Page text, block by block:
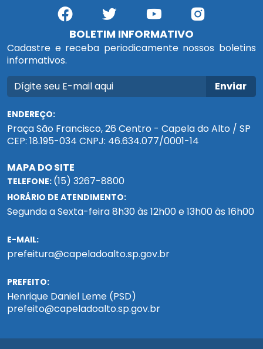
BOLETIM INFORMATIVO
Cadastre e receba periodicamente nossos boletins
informativos.
Enviar
ENDEREÇO:
Praça São Francisco, 26 Centro - Capela do Alto / SP
CEP: 18.195-034 CNPJ: 46.634.077/0001-14
MAPA DO SITE
TELEFONE: (15) 3267-8800
HORÁRIO DE ATENDIMENTO:
Segunda a Sexta-feira 8h30 às 12h00 e 13h00 às 16h00
E-MAIL:
prefeitura@capeladoalto.sp.gov.br
PREFEITO:
Henrique Daniel Leme (PSD)
prefeito@capeladoalto.sp.gov.br